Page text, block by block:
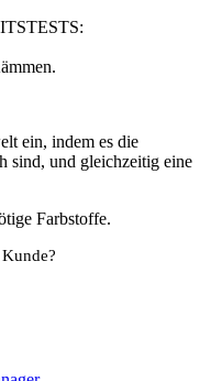
ein, indem es die
sind, und gleichzeitig eine
Farbstoffe.